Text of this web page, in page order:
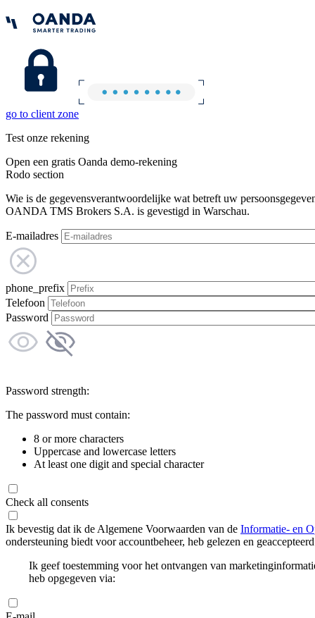
go to client zone
Test onze rekening
Open een gratis Oanda demo-rekening
Rodo section
Wie is de gegevensverantwoordelijke wat betreft uw
OANDA TMS Brokers S.A. is gevestigd in Warschau.
E-mailadres
phone_prefix
Telefoon
Password
Password strength:
The password must contain:
8 or more characters
Uppercase and lowercase letters
At least one digit and special character
Check all consents
Ik bevestig dat ik de Algemene Voorwaarden van de Informatie- en
ondersteuning biedt voor accountbeheer, heb gelezen en
Ik geef toestemming voor het ontvangen van
heb opgegeven via: